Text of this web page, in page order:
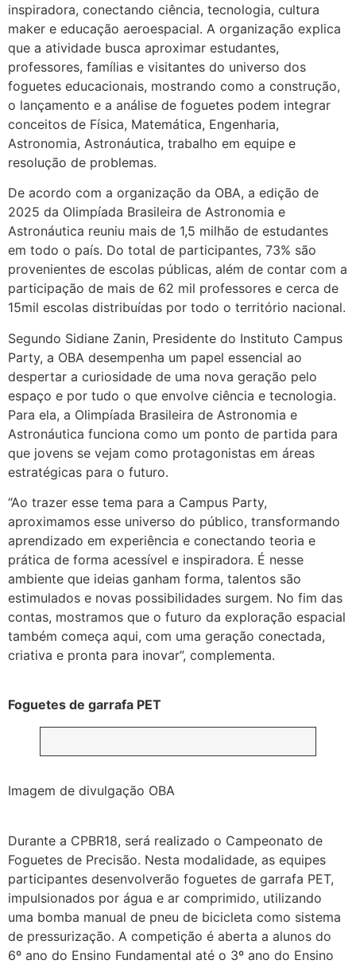
inspiradora, conectando ciência, tecnologia, cultura
maker e educação aeroespacial. A organização explica
que a atividade busca aproximar estudantes,
professores, famílias e visitantes do universo dos
foguetes educacionais, mostrando como a construção,
o lançamento e a análise de foguetes podem integrar
conceitos de Física, Matemática, Engenharia,
Astronomia, Astronáutica, trabalho em equipe e
resolução de problemas.
De acordo com a organização da OBA, a edição de
2025 da Olimpíada Brasileira de Astronomia e
Astronáutica reuniu mais de 1,5 milhão de estudantes
em todo o país. Do total de participantes, 73% são
provenientes de escolas públicas, além de contar com a
participação de mais de 62 mil professores e cerca de
15mil escolas distribuídas por todo o território nacional.
Segundo Sidiane Zanin, Presidente do Instituto Campus
Party, a OBA desempenha um papel essencial ao
despertar a curiosidade de uma nova geração pelo
espaço e por tudo o que envolve ciência e tecnologia.
Para ela, a Olimpíada Brasileira de Astronomia e
Astronáutica funciona como um ponto de partida para
que jovens se vejam como protagonistas em áreas
estratégicas para o futuro.
“Ao trazer esse tema para a Campus Party,
aproximamos esse universo do público, transformando
aprendizado em experiência e conectando teoria e
prática de forma acessível e inspiradora. É nesse
ambiente que ideias ganham forma, talentos são
estimulados e novas possibilidades surgem. No fim das
contas, mostramos que o futuro da exploração espacial
também começa aqui, com uma geração conectada,
criativa e pronta para inovar”, complementa.
Foguetes de garrafa PET
Imagem de divulgação OBA
Durante a CPBR18, será realizado o Campeonato de
Foguetes de Precisão. Nesta modalidade, as equipes
participantes desenvolverão foguetes de garrafa PET,
impulsionados por água e ar comprimido, utilizando
uma bomba manual de pneu de bicicleta como sistema
de pressurização. A competição é aberta a alunos do
6º ano do Ensino Fundamental até o 3º ano do Ensino